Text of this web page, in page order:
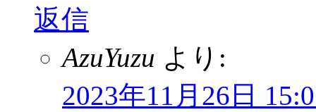
返信
AzuYuzu より:
2023年11月26日